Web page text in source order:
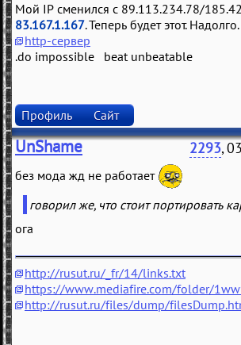
Мой IP сменился с 89.113.234.78/
83.167.1.167. Теперь будет этот.
http-сервер
.do impossible beat unbeatable
Профиль Сайт
UnShame 2293,
без мода жд не работает
говорил же, что стоит портировать
ога
http://rusut.ru/_fr/14/links.txt
https://www.mediafire.com/folder/
http://rusut.ru/files/dump/